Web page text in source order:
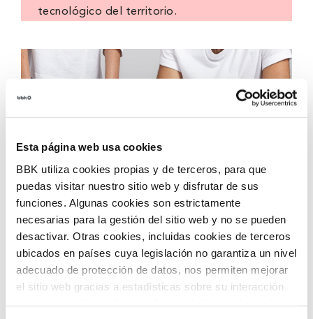
Esta página web usa cookies
BBK utiliza cookies propias y de terceros, para que
puedas visitar nuestro sitio web y disfrutar de sus
funciones. Algunas cookies son estrictamente
necesarias para la gestión del sitio web y no se pueden
desactivar. Otras cookies, incluidas cookies de terceros
ubicados en países cuya legislación no garantiza un nivel
adecuado de protección de datos, nos permiten mejorar
el sitio web gracias a estadísticas sobre su interacción
tecnológico del territorio.
Convocatoria de ayudas
Convocatoria de ayudas para impulsar la
incorporación de tecnologías innovadoras en
entidades del tercer sector, con el objetivo
de acelerar la transformación social en